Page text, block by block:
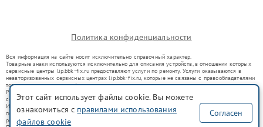
Политика конфиденциальности
Вся информация на сайте носит исключительно справочный характер.
Товарные знаки используются исключительно для описания устройств, в отношении которых
сервисные центры lip.bbk-fix.ru предоставляют услуги по ремонту. Услуги оказываются в
неавторизованных сервисных центрах lip.bbk-fix.ru, которые не связаны с правообладателями
товарных знаков или их официальными представителями.
Ремонт осуществляется для устройств, уже введенных в гражданский оборот в соответствии
со статьей 1487 ГК РФ.
Использование товарных знаков не преследует цели индивидуализации услуг или введения
потребителей в заблуждение, а служит для информирования о предоставляемых услугах по
ремонту техники указанных брендов.
Этот сайт использует файлы cookie. Вы можете
ознакомиться с правилами использования
файлов cookie
Согласен